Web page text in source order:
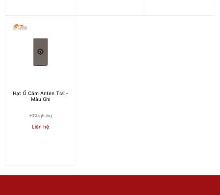
Hạt Ổ Cắm Anten Tivi -
Màu Ghi
HCLighting
Liên hệ